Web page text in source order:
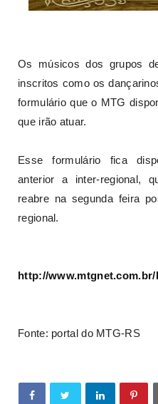
Os músicos dos grupos
inscritos como os
formulário que o MTG
que irão atuar.
Esse formulário fica
anterior a inter-regional,
reabre na segunda feira
regional.
http://www.mtgnet.com.br/
Fonte: portal do MTG-RS